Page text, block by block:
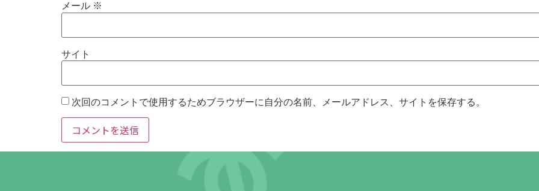
メール ※
サイト
次回のコメントで使用するためブラウザーに自分の名前、メールアドレス、サイトを保存する。